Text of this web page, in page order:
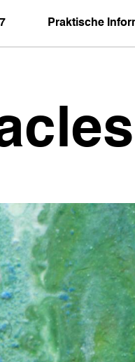
Praktische